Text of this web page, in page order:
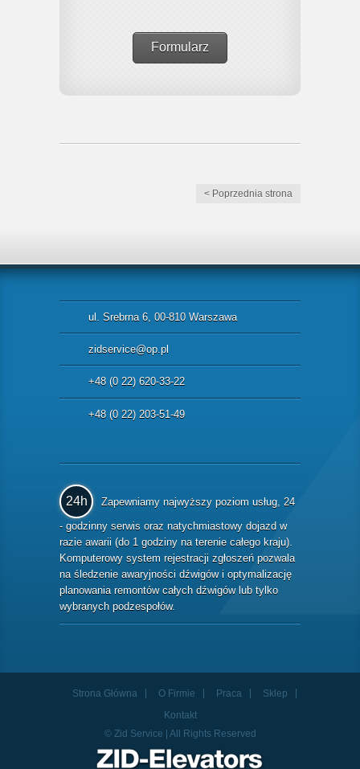
Formularz
< Poprzednia strona
ul. Srebrna 6, 00-810 Warszawa
zidservice@op.pl
+48 (0 22) 620-33-22
+48 (0 22) 203-51-49
24h
Zapewniamy najwyższy poziom usług, 24
- godzinny serwis oraz natychmiastowy dojazd w
razie awarii (do 1 godziny na terenie całego kraju).
Komputerowy system rejestracji zgłoszeń pozwala
na śledzenie awaryjności dźwigów i optymalizację
planowania remontów całych dźwigów lub tylko
wybranych podzespołów.
Strona Główna O Firmie Praca
Sklep
Kontakt
© Zid Service | All Rights Reserved